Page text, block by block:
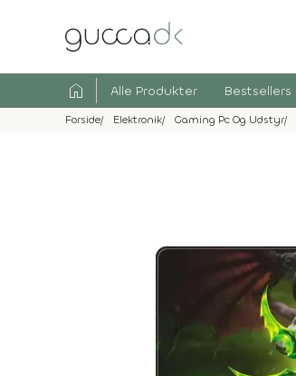
home Alle Produkter Bestsellers
Forside Elektronik Gaming Pc Og Udstyr